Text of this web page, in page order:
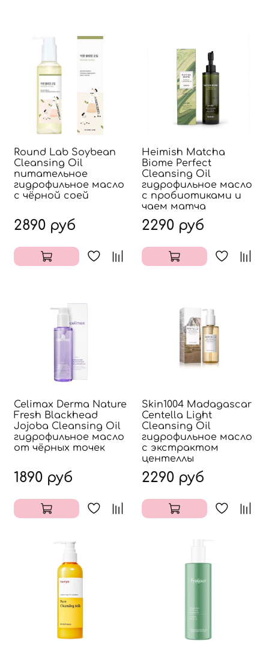
Round Lab Soybean
Cleansing Oil
питательное
гидрофильное масло
с чёрной соей
2890 руб
Heimish Matcha
Biome Perfect
Cleansing Oil
гидрофильное масло
с пробиотиками и
чаем матча
2290 руб
Celimax Derma Nature
Fresh Blackhead
Jojoba Cleansing Oil
гидрофильное масло
от чёрных точек
1890 руб
Skin1004 Madagascar
Centella Light
Cleansing Oil
гидрофильное масло
с экстрактом
центеллы
2290 руб